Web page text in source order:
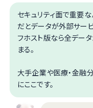
セキュリティ面で重要な
だとデータが外部サー
フホスト版なら全デー
まる。
大手企業や医療・金融
にここです。